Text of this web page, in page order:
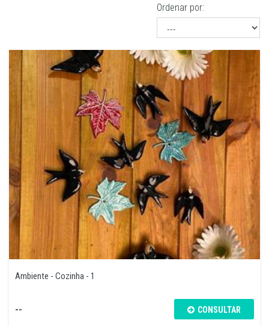
Ordenar por:
Ambiente - Cozinha - 1
-- CONSULTAR